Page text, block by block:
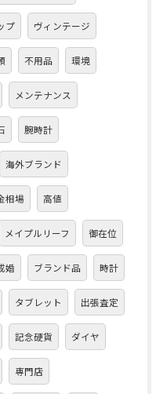
プ ヴィンテージ
不用品 環境
メンテナンス
腕時計
海外ブランド
相場 高値
メイプルリーフ 御在位
婚 ブランド品 時計
タブレット 出張査定
記念硬貨 ダイヤ
専門店